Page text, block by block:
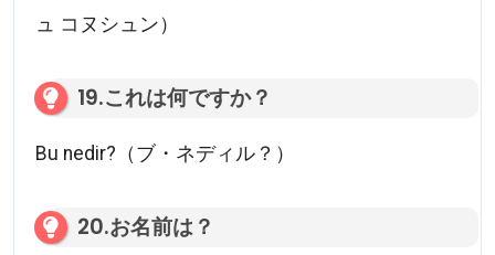
ュ コヌシュン）
19.これは何ですか？
Bu nedir?（ブ・ネディル？）
20.お名前は？